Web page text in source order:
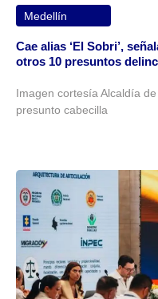
Medellín
Cae alias ‘El Sobri’,
otros 10 presuntos
Imagen cortesía Alcaldía
presunto cabecilla